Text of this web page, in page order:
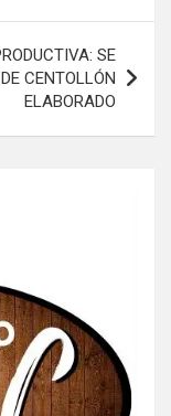
SE
CENTOLLÓN
ELABORADO